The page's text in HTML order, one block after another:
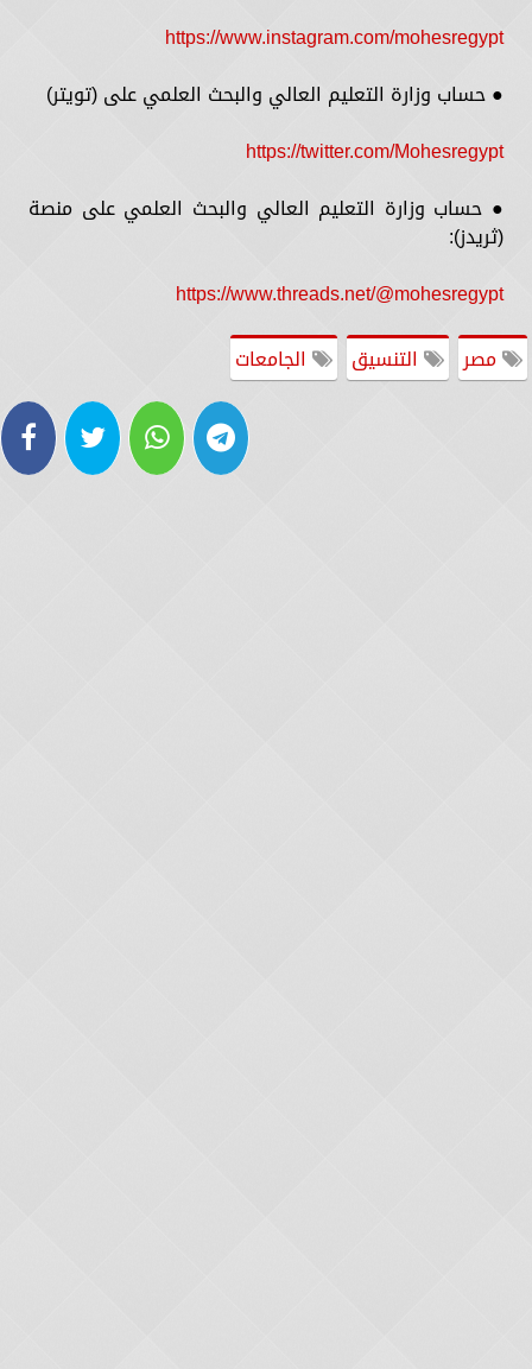
https://www.instagram.com/mohesregypt
● حساب وزارة التعليم العالي والبحث العلمي على (تويتر)
https://twitter.com/Mohesregypt
● حساب وزارة التعليم العالي والبحث العلمي على منصة
(ثريدز):
https://www.threads.net/@mohesregypt
مصر
التنسيق الجامعات